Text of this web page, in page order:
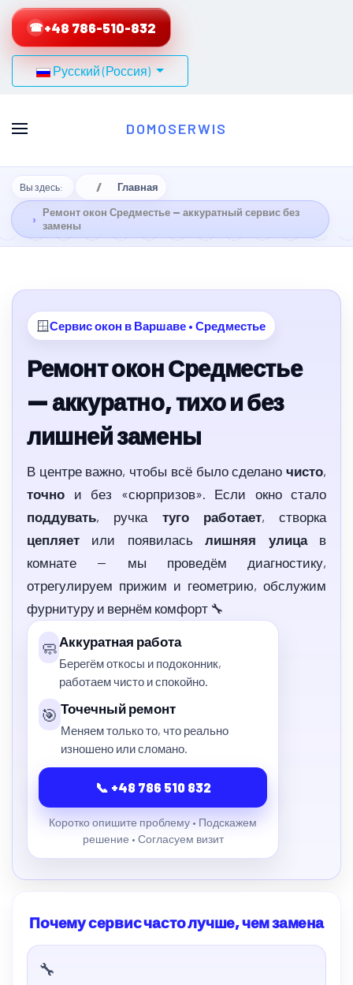
☎ +48 786-510-832
Выберите язык
Русский (Россия)
DOMOSERWIS
Вы здесь: Главная
Ремонт окон Средместье — аккуратный сервис без
замены
🪟Сервис окон в Варшаве • Средместье
Ремонт окон Средместье
— аккуратно, тихо и без
лишней замены
В центре важно, чтобы всё было сделано чисто,
точно и без «сюрпризов». Если окно стало
поддувать, ручка туго работает, створка
цепляет или появиласьлишняя улицав
комнате — мы проведём диагностику,
отрегулируем прижим и геометрию, обслужим
фурнитуру и вернём комфорт 🔧
🧼 Аккуратная работа
Берегём откосы и подоконник,
работаем чисто и спокойно.
🎯 Точечный ремонт
Меняем только то, что реально
изношено или сломано.
📞 +48 786 510 832
Коротко опишите проблему • Подскажем
решение • Согласуем визит
Почему сервис часто лучше, чем замена
🔧